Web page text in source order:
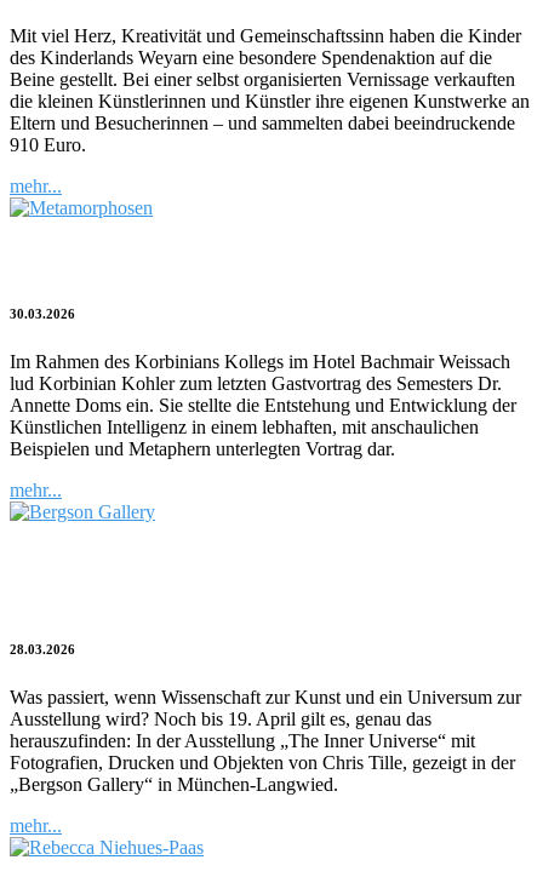
Mit viel Herz, Kreativität und Gemeinschaftssinn haben die Kinder
des Kinderlands Weyarn eine besondere Spendenaktion auf die
Beine gestellt. Bei einer selbst organisierten Vernissage verkauften
die kleinen Künstlerinnen und Künstler ihre eigenen Kunstwerke an
Eltern und Besucherinnen – und sammelten dabei beeindruckende
910 Euro.
mehr...
30.03.2026
Im Rahmen des Korbinians Kollegs im Hotel Bachmair Weissach
lud Korbinian Kohler zum letzten Gastvortrag des Semesters Dr.
Annette Doms ein. Sie stellte die Entstehung und Entwicklung der
Künstlichen Intelligenz in einem lebhaften, mit anschaulichen
Beispielen und Metaphern unterlegten Vortrag dar.
mehr...
28.03.2026
Was passiert, wenn Wissenschaft zur Kunst und ein Universum zur
Ausstellung wird? Noch bis 19. April gilt es, genau das
herauszufinden: In der Ausstellung „The Inner Universe“ mit
Fotografien, Drucken und Objekten von Chris Tille, gezeigt in der
„Bergson Gallery“ in München-Langwied.
mehr...